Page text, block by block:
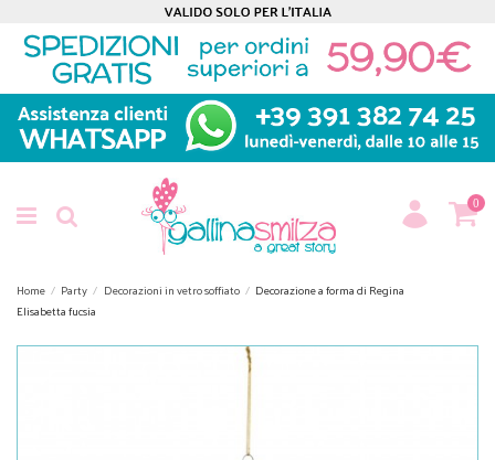
0
Home Party Decorazioni in vetro soffiato
Decorazione a forma di Regina
Elisabetta fucsia